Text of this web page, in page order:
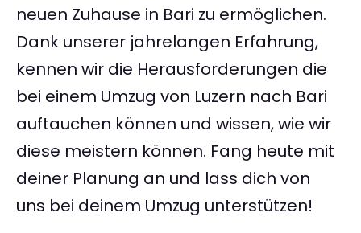
neuen Zuhause in Bari zu ermöglichen.
Dank unserer jahrelangen Erfahrung,
kennen wir die Herausforderungen die
bei einem Umzug von Luzern nach Bari
auftauchen können und wissen, wie wir
diese meistern können. Fang heute mit
deiner Planung an und lass dich von
uns bei deinem Umzug unterstützen!